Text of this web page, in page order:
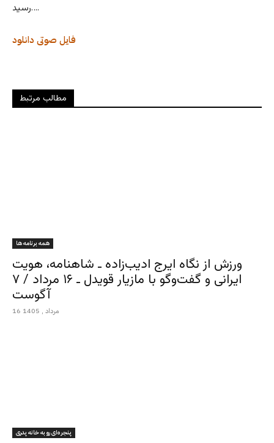
رسید….
دانلود فایل صوتی
مطالب مرتبط
همه برنامه ها
ورزش از نگاه ایرج ادیب‌زاده ـ شاهنامه، هویت
ایرانی و گفت‌وگو با مازیار قویدل ـ ۱۶ مرداد / ۷
آگوست
16 مرداد , 1405
پنجره‌ای رو به خانه پدری